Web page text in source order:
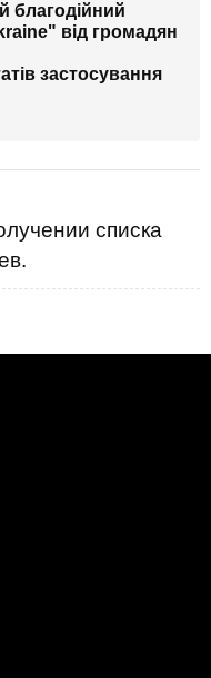
благодійний
від громадян
застосування
списка